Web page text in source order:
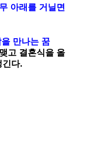
아래를 거닐면
만나는 꿈
고 결혼식을 올
다.